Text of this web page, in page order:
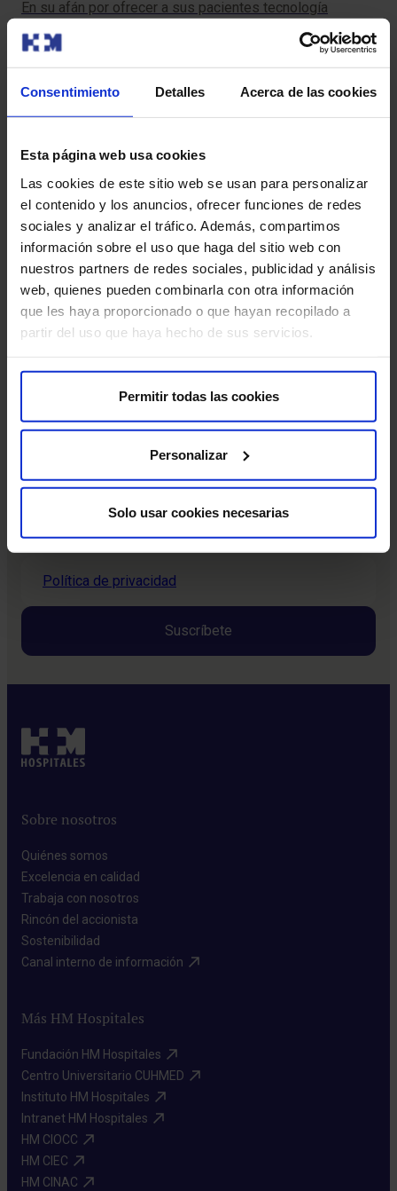
Consentimiento Detalles Acerca de las cookies
Esta página web usa cookies
Las cookies de este sitio web se usan para personalizar
el contenido y los anuncios, ofrecer funciones de redes
sociales y analizar el tráfico. Además, compartimos
información sobre el uso que haga del sitio web con
nuestros partners de redes sociales, publicidad y análisis
web, quienes pueden combinarla con otra información
que les haya proporcionado o que hayan recopilado a
partir del uso que haya hecho de sus servicios.
Permitir todas las cookies
Personalizar
Solo usar cookies necesarias
En su afán por ofrecer a sus pacientes tecnología
sanitaria de última generación que contribuya a mejorar
su salud y a l…
Leer más
Suscríbete y cuida tu salud
Recibe contenido exclusivo sobre prevención de la salud
y tratamientos. La mejor forma de cuidar tu bienestar
Consentimiento *
Estoy de acuerdo con la política de privacidad
Política de privacidad
Sobre nosotros
Quiénes somos​
Excelencia en calidad​
Trabaja con nosotros​
Rincón del accionista​
Sostenibilidad​
Canal interno de información​
Más HM Hospitales
Fundación HM Hospitales​
Centro Universitario CUHMED​
Instituto HM Hospitales​
Intranet HM Hospitales​
HM CIOCC​
HM CIEC​
HM CINAC​